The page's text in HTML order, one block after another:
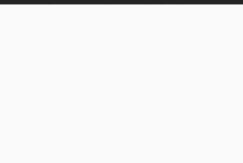
In diesen Regionen sind wir vertreten: